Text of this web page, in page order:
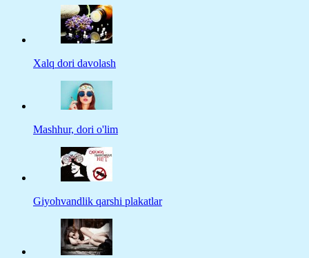
Xalq dori davolash
Mashhur, dori o'lim
Giyohvandlik qarshi plakatlar